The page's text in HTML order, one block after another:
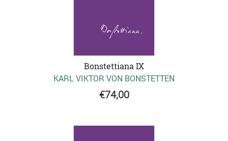
Bonstettiana IX
KARL VIKTOR VON BONSTETTEN
€74,00